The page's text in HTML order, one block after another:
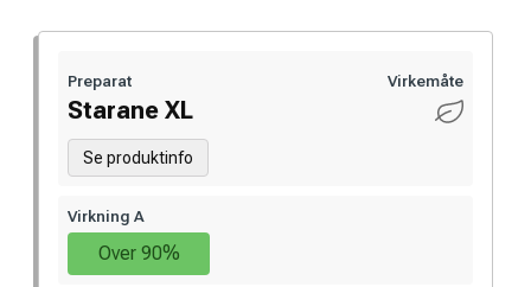
Preparat
Starane XL
Se produktinfo
Virkemåte
Virkning A
Over 90%